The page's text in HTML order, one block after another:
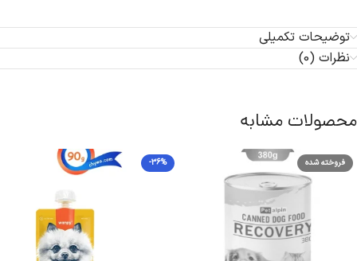
توضیحات تکمیلی
نظرات (0)
محصولات مشابه
فروخته شده -36%